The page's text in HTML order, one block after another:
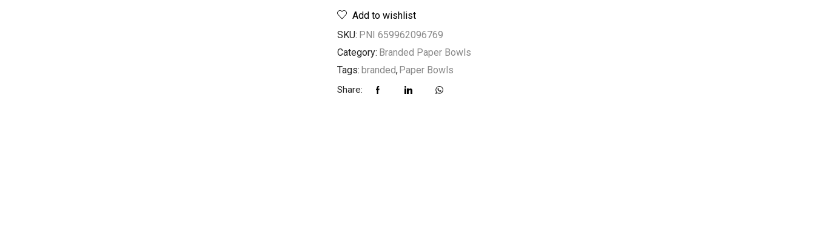
Add to wishlist
SKU: PNI 659962096769
Category: Branded Paper Bowls
Tags: branded,Paper Bowls
Share: